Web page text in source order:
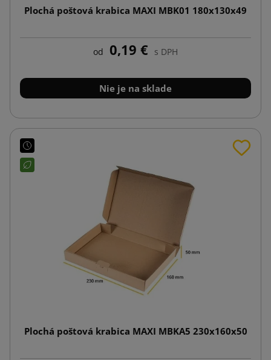
Plochá poštová krabica MAXI MBK01 180x130x49
od 0,19 € s DPH
Nie je na sklade
Plochá poštová krabica MAXI MBKA5 230x160x50